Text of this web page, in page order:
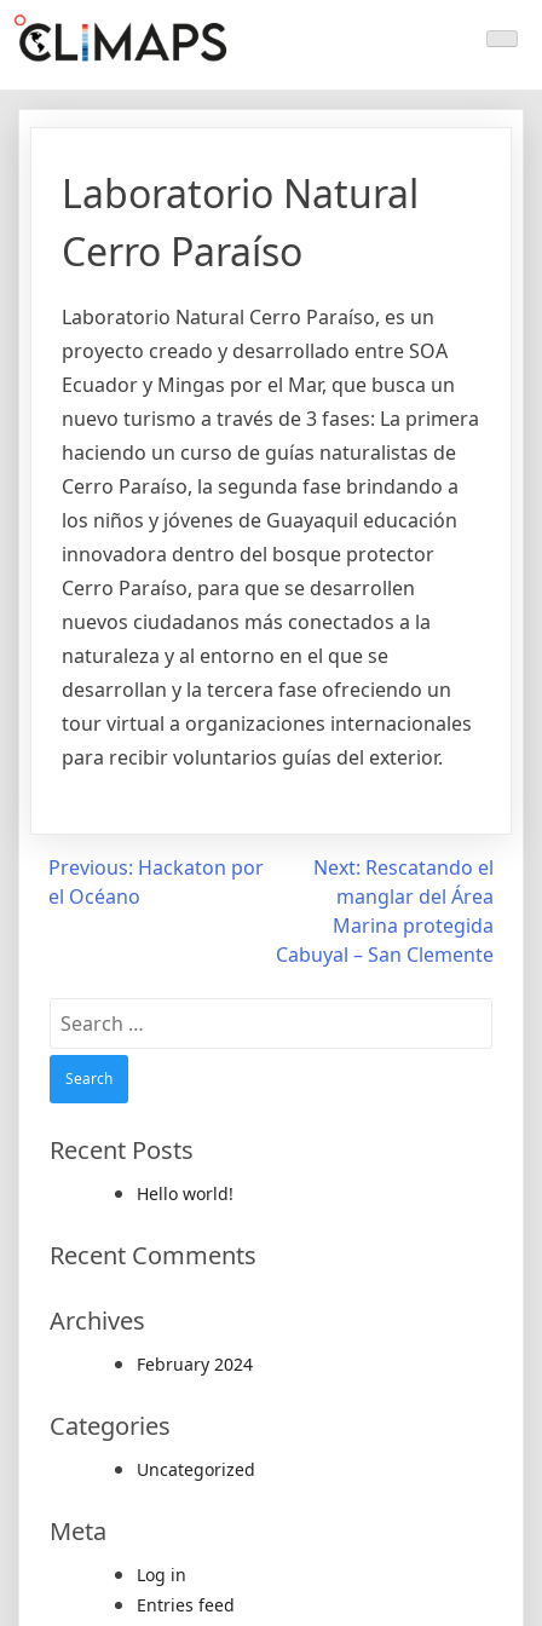
Skip
Climaps.org
Mapas de acción climática en Latinoamérica y el caribe
Laboratorio Natural
Cerro Paraíso
Laboratorio Natural Cerro Paraíso, es un
proyecto creado y desarrollado entre SOA
Ecuador y Mingas por el Mar, que busca un
nuevo turismo a través de 3 fases: La primera
haciendo un curso de guías naturalistas de
Cerro Paraíso, la segunda fase brindando a
los niños y jóvenes de Guayaquil educación
innovadora dentro del bosque protector
Cerro Paraíso, para que se desarrollen
nuevos ciudadanos más conectados a la
naturaleza y al entorno en el que se
desarrollan y la tercera fase ofreciendo un
tour virtual a organizaciones internacionales
para recibir voluntarios guías del exterior.
Post
navigation
Previous: Hackaton por
el Océano
Next: Rescatando el
manglar del Área
Marina protegida
Cabuyal – San Clemente
Search
for:
Recent Posts
Hello world!
Recent Comments
Archives
February 2024
Categories
Uncategorized
Meta
Log in
Entries feed